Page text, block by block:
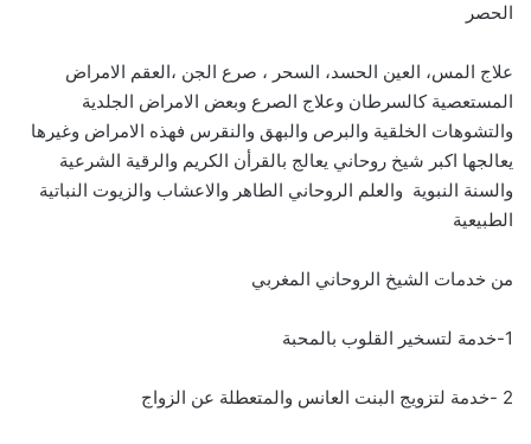
الحصر
علاج المس، العين الحسد، السحر ، صرع الجن ،العقم الامراض
المستعصية كالسرطان وعلاج الصرع وبعض الامراض الجلدية
والتشوهات الخلقية والبرص والبهق والنقرس فهذه الامراض وغيرها
يعالجها اكبر شيخ روحاني يعالج بالقرأن الكريم والرقية الشرعية
والسنة النبوية والعلم الروحاني الطاهر والاعشاب والزيوت النباتية
الطبيعية
من خدمات الشيخ الروحاني المغربي
1-خدمة لتسخير القلوب بالمحبة
2 -خدمة لتزويج البنت العانس والمتعطلة عن الزواج